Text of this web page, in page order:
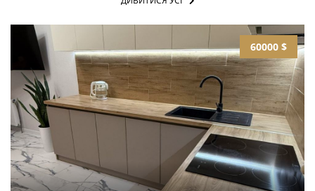
60000 $